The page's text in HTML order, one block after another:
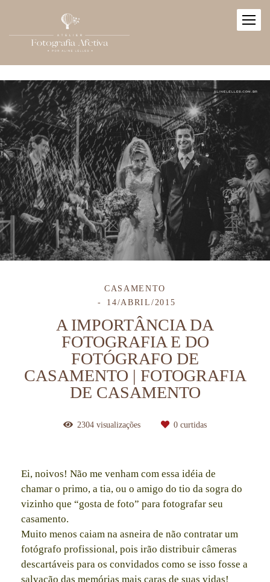
CASAMENTO
14/ABRIL/2015
A IMPORTÂNCIA DA
FOTOGRAFIA E DO
FOTÓGRAFO DE
CASAMENTO | FOTOGRAFIA
DE CASAMENTO
2304 visualizações 0 curtidas
Ei, noivos! Não me venham com essa idéia de
chamar o primo, a tia, ou o amigo do tio da sogra do
vizinho que “gosta de foto” para fotografar seu
casamento.
Muito menos caiam na asneira de não contratar um
fotógrafo profissional, pois irão distribuir câmeras
descartáveis para os convidados como se isso fosse a
salvação das memórias mais caras de suas vidas!